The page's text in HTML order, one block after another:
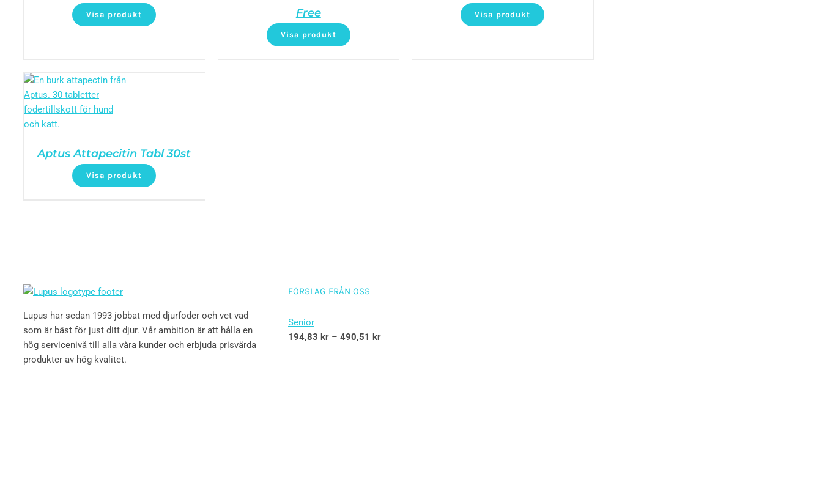
Visa produkt
Free
Visa produkt
Visa produkt
Aptus Attapecitin Tabl 30st
Visa produkt
Lupus har sedan 1993 jobbat med djurfoder och vet vad
som är bäst för just ditt djur. Vår ambition är att hålla en
hög servicenivå till alla våra kunder och erbjuda prisvärda
produkter av hög kvalitet.
FÖRSLAG FRÅN OSS
Senior
194,83 kr– 490,51 kr